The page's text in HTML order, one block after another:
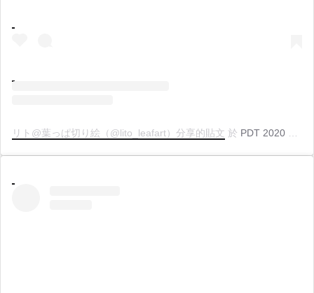
リト@葉っぱ切り絵（@lito_leafart）分享的貼文 於 PDT 2020 年 4月 月 28 日 上午 5:31